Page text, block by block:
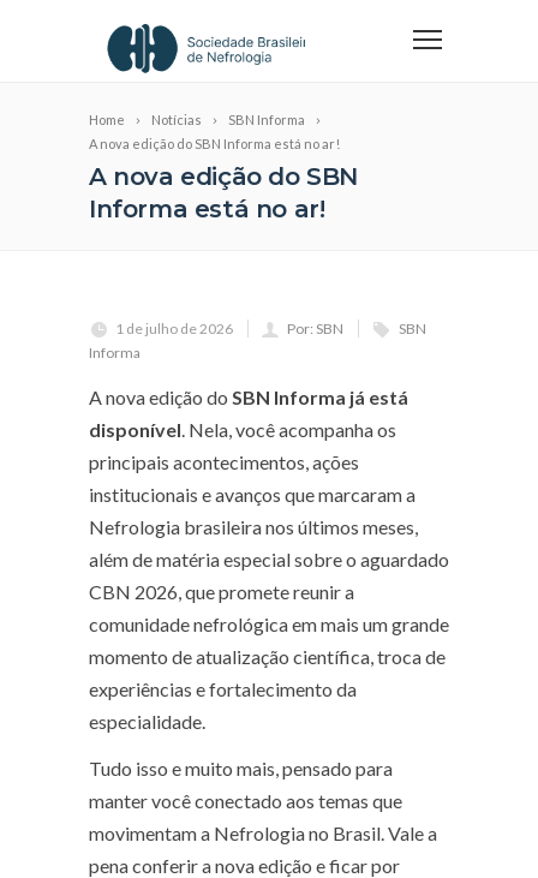
Home Notícias
SBN Informa
A nova edição do SBN Informa está no ar!
A nova edição do SBN
Informa está no ar!
1 de julho de 2026 Por: SBN
SBN
Informa
A nova edição do SBN Informa já está
disponível. Nela, você acompanha os
principais acontecimentos, ações
institucionais e avanços que marcaram a
Nefrologia brasileira nos últimos meses,
além de matéria especial sobre o aguardado
CBN 2026, que promete reunir a
comunidade nefrológica em mais um grande
momento de atualização científica, troca de
experiências e fortalecimento da
especialidade.
Tudo isso e muito mais, pensado para
manter você conectado aos temas que
movimentam a Nefrologia no Brasil. Vale a
pena conferir a nova edição e ficar por